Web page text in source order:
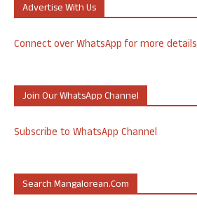
Advertise With Us
Connect over WhatsApp for more details
Join Our WhatsApp Channel
Subscribe to WhatsApp Channel
Search Mangalorean.com